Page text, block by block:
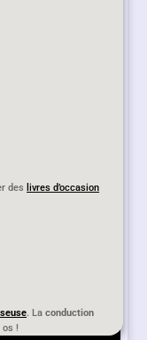
des livres d’occasion
. Laconduction
!
le blog
plus actualisé